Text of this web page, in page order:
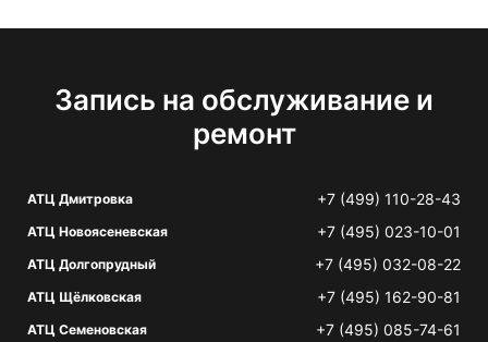
Запись на обслуживание и
ремонт
АТЦ Дмитровка +7 (499) 110-28-43
АТЦ Новоясеневская +7 (495) 023-10-01
АТЦ Долгопрудный +7 (495) 032-08-22
АТЦ Щёлковская +7 (495) 162-90-81
АТЦ Семеновская +7 (495) 085-74-61